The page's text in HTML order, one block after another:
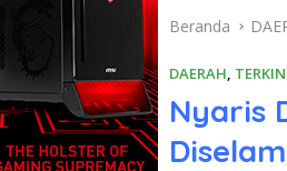
Beranda
DAERAH,
Nyaris